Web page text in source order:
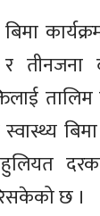
र तीनजना
छ ।